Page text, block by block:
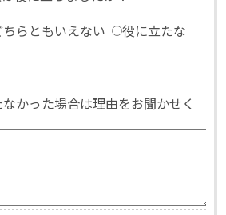
ちらともいえない
役に立たな
かった場合は理由をお聞かせく